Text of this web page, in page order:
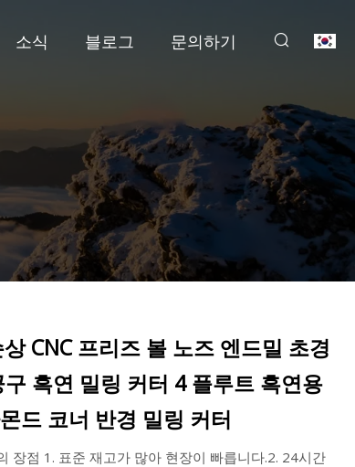
소식 블로그 문의하기
CNC 프리즈 볼 노즈 엔드밀 초경
흑연 밀링 커터 4 플루트 흑연용
드 코너 반경 밀링 커터
점 1. 표준 재고가 많아 현장이 빠릅니다.2. 24시간